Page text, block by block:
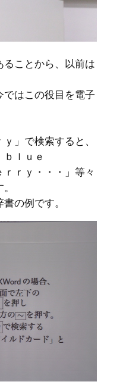
ることから、以前は
はこの役目を電子
」で検索すると、
ｂｌｕｅ
ｒｒｙ・・・」等々
の例です。